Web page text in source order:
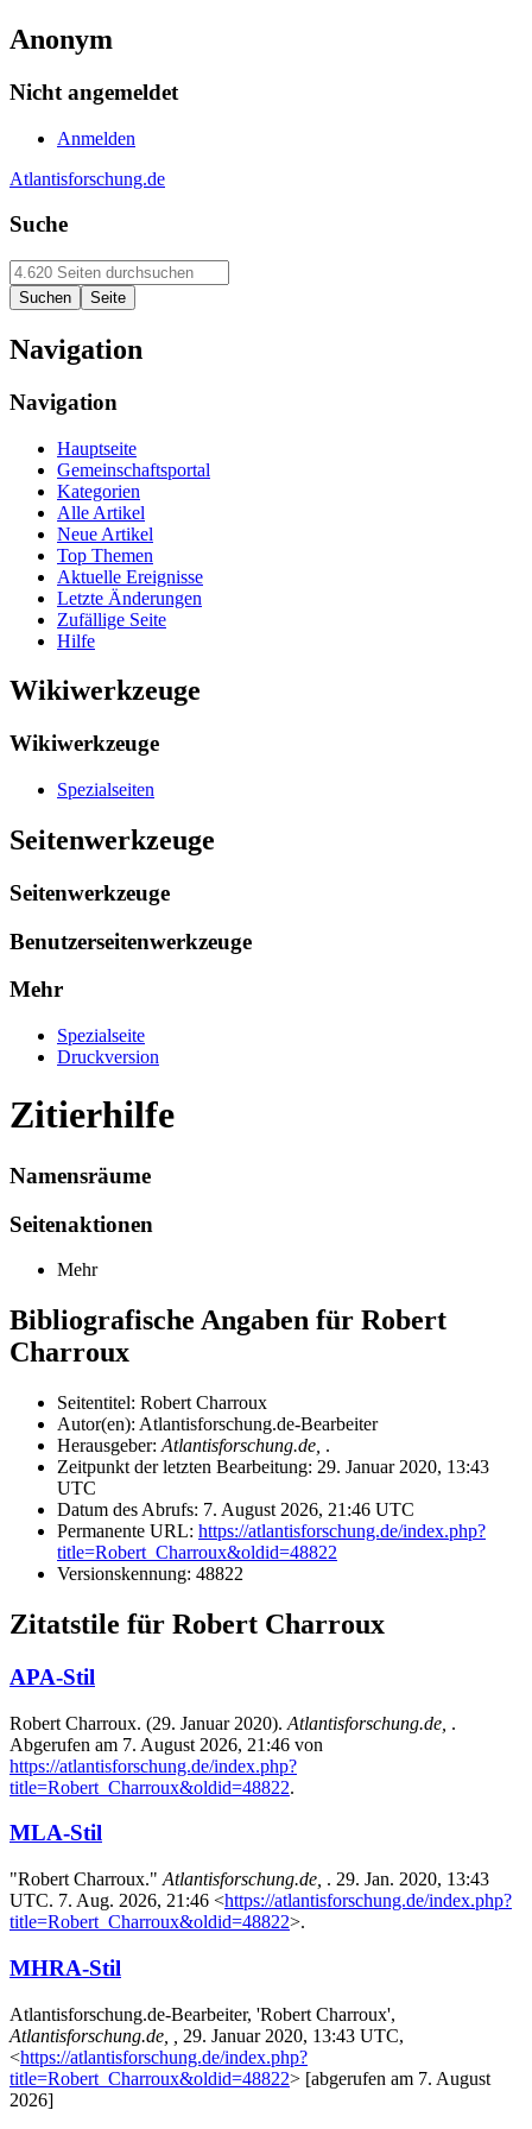
Anonym
Nicht angemeldet
Anmelden
Atlantisforschung.de
Suche
Navigation
Navigation
Hauptseite
Gemeinschaftsportal
Kategorien
Alle Artikel
Neue Artikel
Top Themen
Aktuelle Ereignisse
Letzte Änderungen
Zufällige Seite
Hilfe
Wikiwerkzeuge
Wikiwerkzeuge
Spezialseiten
Seitenwerkzeuge
Seitenwerkzeuge
Benutzerseitenwerkzeuge
Mehr
Spezialseite
Druckversion
Zitierhilfe
Namensräume
Seitenaktionen
Mehr
Bibliografische Angaben für Robert
Charroux
Seitentitel: Robert Charroux
Autor(en): Atlantisforschung.de-Bearbeiter
Herausgeber: Atlantisforschung.de, .
Zeitpunkt der letzten Bearbeitung: 29. Januar 2020, 13:43
UTC
Datum des Abrufs: 7. August 2026, 21:46 UTC
Permanente URL: https://atlantisforschung.de/index.php?
title=Robert_Charroux&oldid=48822
Versionskennung: 48822
Zitatstile für Robert Charroux
APA-Stil
Robert Charroux. (29. Januar 2020). Atlantisforschung.de, .
Abgerufen am 7. August 2026, 21:46 von
https://atlantisforschung.de/index.php?
title=Robert_Charroux&oldid=48822.
MLA-Stil
"Robert Charroux." Atlantisforschung.de, . 29. Jan. 2020, 13:43
UTC. 7. Aug. 2026, 21:46 <https://atlantisforschung.de/index.php?
title=Robert_Charroux&oldid=48822>.
MHRA-Stil
Atlantisforschung.de-Bearbeiter, 'Robert Charroux',
Atlantisforschung.de, ,
29. Januar 2020, 13:43 UTC,
<https://atlantisforschung.de/index.php?
title=Robert_Charroux&oldid=48822> [abgerufen am 7. August
2026]